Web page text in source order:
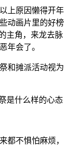
上原因懒得开年
动画片里的好榜
主角，来龙去脉
年会了。
和摊派活动视为
都不惧怕麻烦，